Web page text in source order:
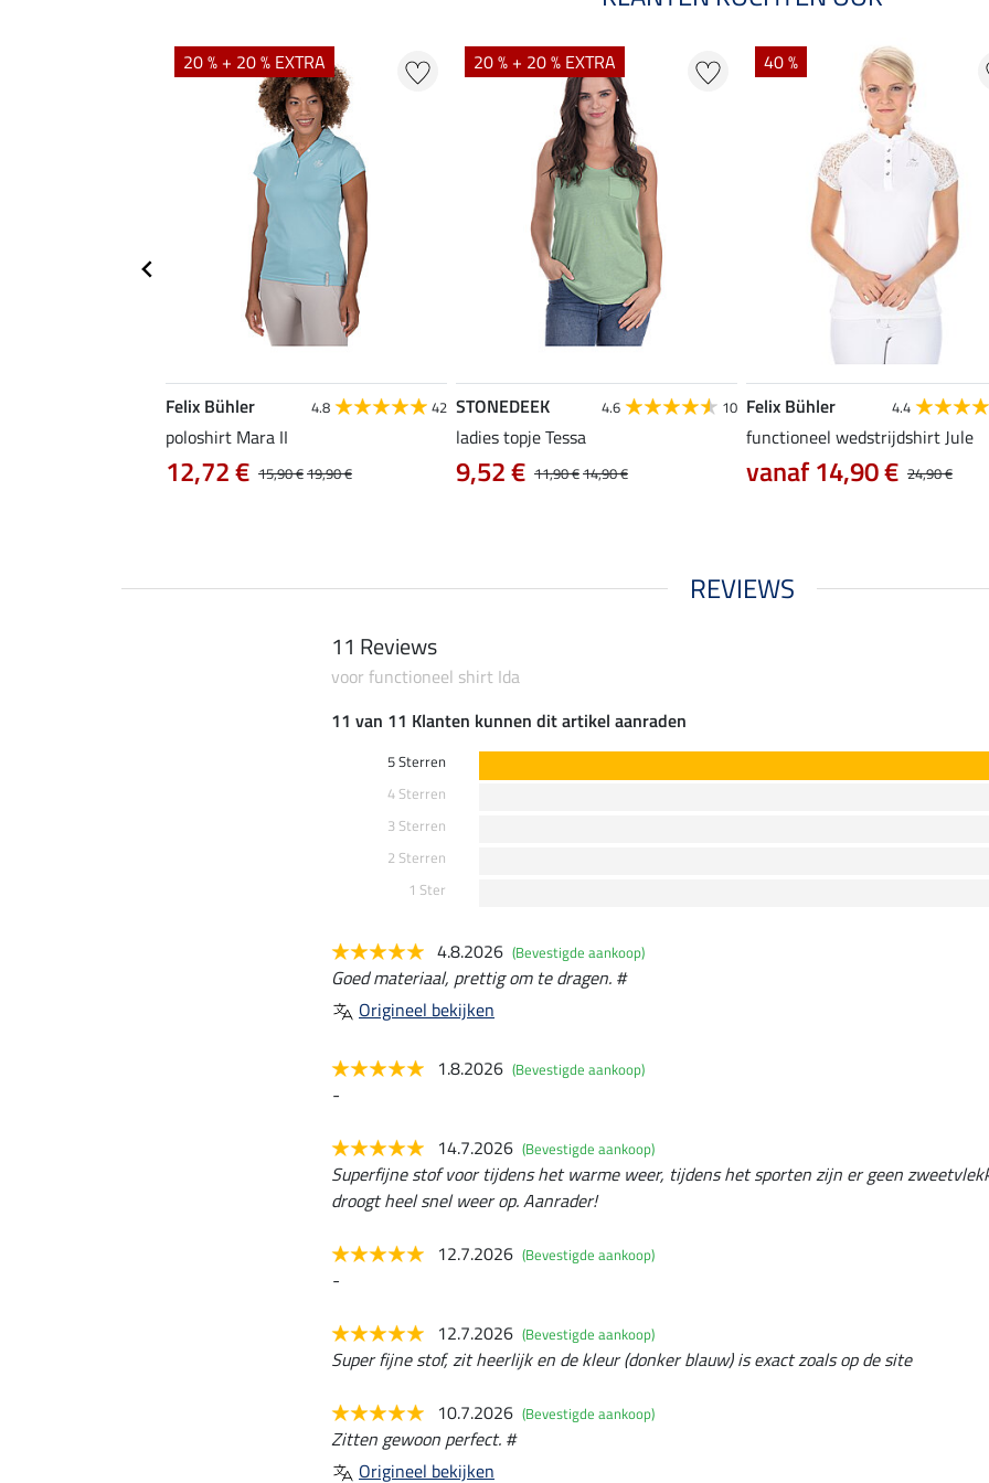
20 % + 20 % EXTRA
Felix Bühler 4.8 42
poloshirt Mara II
15,90 €19,90 €
12,72 €
20 % + 20 % EXTRA
STONEDEEK 4.6 10
ladies topje Tessa
11,90 €14,90 €
9,52 €
40 %
Felix Bühler 4.4
functioneel wedstrijdshirt Jule
24,90 €
vanaf 14,90 €
REVIEWS
11 Reviews
voor functioneel shirt Ida
11 van 11 Klanten kunnen dit artikel aanraden
5 Sterren
4 Sterren
3 Sterren
2 Sterren
1 Ster
4.8.2026 (Bevestigde aankoop)
Goed materiaal, prettig om te dragen. #
Origineel bekijken
1.8.2026 (Bevestigde aankoop)
-
14.7.2026 (Bevestigde aankoop)
Superfijne stof voor tijdens het warme weer, tijdens het sporten zijn er geen
droogt heel snel weer op. Aanrader!
12.7.2026 (Bevestigde aankoop)
-
12.7.2026 (Bevestigde aankoop)
Super fijne stof, zit heerlijk en de kleur (donker blauw) is exact zoals op de site
10.7.2026 (Bevestigde aankoop)
Zitten gewoon perfect. #
Origineel bekijken